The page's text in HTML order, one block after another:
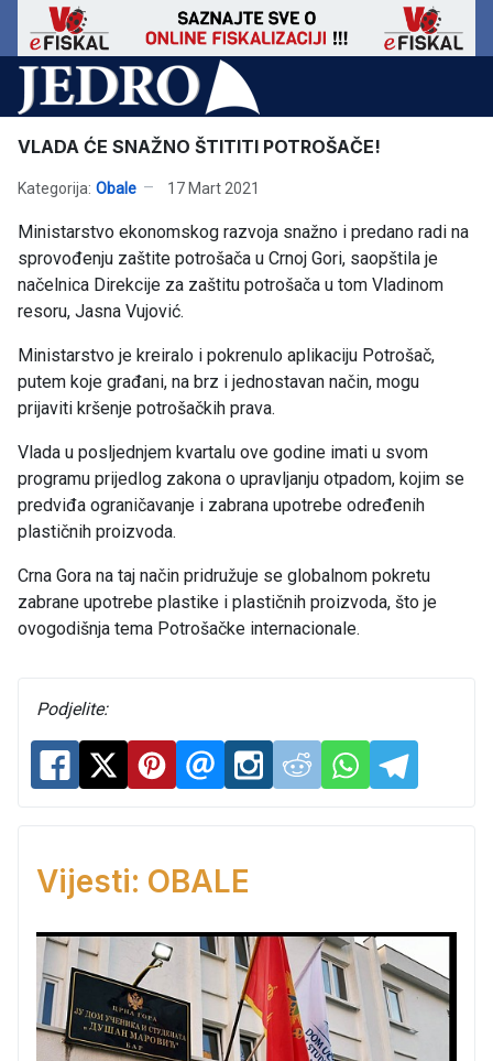
VLADA ĆE SNAŽNO ŠTITITI POTROŠAČE!
Kategorija: Obale 17 Mart 2021
Ministarstvo ekonomskog razvoja snažno i predano radi na
sprovođenju zaštite potrošača u Crnoj Gori, saopštila je
načelnica Direkcije za zaštitu potrošača u tom Vladinom
resoru, Jasna Vujović.
Ministarstvo je kreiralo i pokrenulo aplikaciju Potrošač,
putem koje građani, na brz i jednostavan način, mogu
prijaviti kršenje potrošačkih prava.
Vlada u posljednjem kvartalu ove godine imati u svom
programu prijedlog zakona o upravljanju otpadom, kojim se
predviđa ograničavanje i zabrana upotrebe određenih
plastičnih proizvoda.
Crna Gora na taj način pridružuje se globalnom pokretu
zabrane upotrebe plastike i plastičnih proizvoda, što je
ovogodišnja tema Potrošačke internacionale.
Podjelite:
Vijesti: OBALE